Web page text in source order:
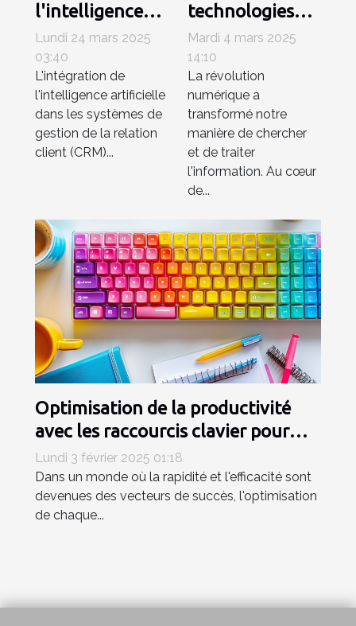
l'intelligence
artificielle dans
les CRM
tendances et
logiciels
émergents
Lundi 24 mars 2025
03:40
L'intégration de
l'intelligence artificielle
dans les systèmes de
gestion de la relation
client (CRM)...
technologies
derrière les
moteurs de
recherche basés
sur l'IA
Mardi 4 mars 2025
14:10
La révolution
numérique a
transformé notre
manière de chercher
et de traiter
l'information. Au cœur
de...
Optimisation de la productivité
avec les raccourcis clavier pour
emojis
Lundi 3 février 2025 01:18
Dans un monde où la rapidité et l'efficacité sont
devenues des vecteurs de succès, l'optimisation
de chaque...